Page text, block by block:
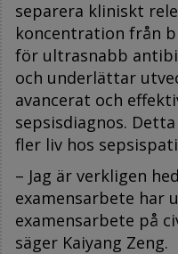
separera kliniskt
koncentration från
för ultrasnabb
och underlättar
avancerat och
sepsisdiagnos.
fler liv hos
– Jag är verkligen
examensarbete har
examensarbete på
säger Kaiyang Zeng.